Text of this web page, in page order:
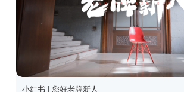
小红书 | 您好老牌新人